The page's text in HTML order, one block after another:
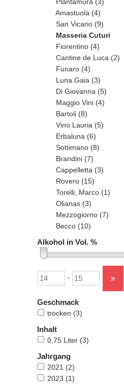
Amastuola (4)
San Vicario (9)
Masseria Cuturi
Fiorentino (4)
Cantine de Luca (2)
Funaro (4)
Luna Gaia (3)
Di Giovanna (5)
Maggio Vini (4)
Bartoli (8)
Vino Lauria (5)
Erbaluna (6)
Sottimano (8)
Brandini (7)
Cappelletta (3)
Rovero (15)
Torelli, Marco (1)
Olianas (3)
Mezzogiorno (7)
Becco (10)
Alkohol in Vol. %
Untergrenze
-
Obergrenze
»
Geschmack
trocken (3)
Inhalt
0,75 Liter (3)
Jahrgang
2021 (2)
2023 (1)